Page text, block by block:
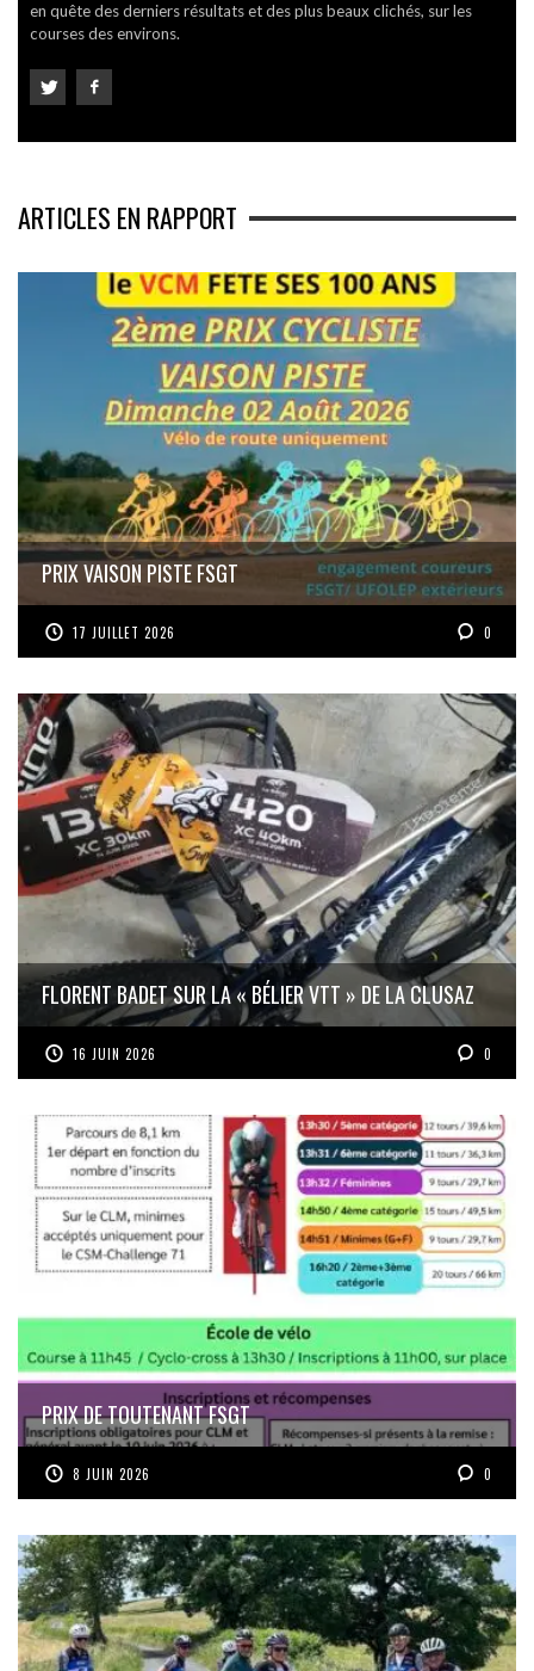
en quête des derniers résultats et des plus beaux clichés, sur les
courses des environs.
ARTICLES EN RAPPORT
PRIX VAISON PISTE FSGT
17 JUILLET 2026 0
FLORENT BADET SUR LA « BÉLIER VTT » DE LA CLUSAZ
16 JUIN 2026 0
PRIX DE TOUTENANT FSGT
8 JUIN 2026 0